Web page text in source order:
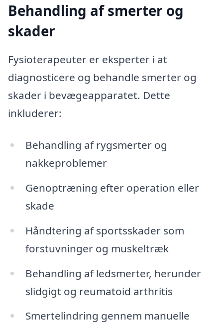
Behandling af smerter og
skader
Fysioterapeuter er eksperter i at
diagnosticere og behandle smerter og
skader i bevægeapparatet. Dette
inkluderer:
Behandling af rygsmerter og
nakkeproblemer
Genoptræning efter operation eller
skade
Håndtering af sportsskader som
forstuvninger og muskeltræk
Behandling af ledsmerter, herunder
slidgigt og reumatoid arthritis
Smertelindring gennem manuelle